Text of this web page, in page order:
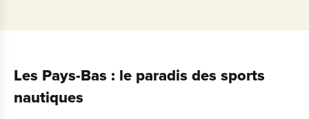
Les Pays-Bas : le paradis des sports
nautiques